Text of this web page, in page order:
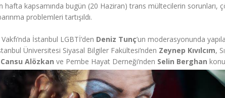
hafta kapsamında bugün (20 Haziran) trans mültecilerin sorunları,
problemleri tartışıldı.
İstanbul LGBTİ’den Deniz Tunç’un moderasyonunda
Üniversitesi Siyasal Bilgiler Fakültesi’nden Zeynep Kıvılcım,
Cansu Alözkan ve Pembe Hayat Derneği’nden Selin Berghan